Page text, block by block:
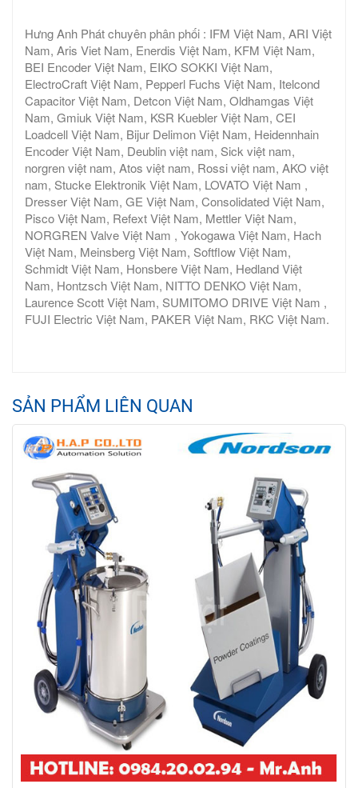
Hưng Anh Phát chuyên phân phối : IFM Việt Nam, ARI Việt
Nam, Aris Viet Nam, Enerdis Việt Nam, KFM Việt Nam,
BEI Encoder Việt Nam, EIKO SOKKI Việt Nam,
ElectroCraft Việt Nam, Pepperl Fuchs Việt Nam, Itelcond
Capacitor Việt Nam, Detcon Việt Nam, Oldhamgas Việt
Nam, Gmiuk Việt Nam, KSR Kuebler Việt Nam, CEI
Loadcell Việt Nam, Bijur Delimon Việt Nam, Heidennhain
Encoder Việt Nam, Deublin việt nam, Sick việt nam,
norgren việt nam, Atos việt nam, Rossi việt nam, AKO việt
nam, Stucke Elektronik Việt Nam, LOVATO Việt Nam ,
Dresser Việt Nam, GE Việt Nam, Consolidated Việt Nam,
Pisco Việt Nam, Refext Việt Nam, Mettler Việt Nam,
NORGREN Valve Việt Nam , Yokogawa Việt Nam, Hach
Việt Nam, Meinsberg Việt Nam, Softflow Việt Nam,
Schmidt Việt Nam, Honsbere Việt Nam, Hedland Việt
Nam, Hontzsch Việt Nam, NITTO DENKO Việt Nam,
Laurence Scott Việt Nam, SUMITOMO DRIVE Việt Nam ,
FUJI Electric Việt Nam, PAKER Việt Nam, RKC Việt Nam.
SẢN PHẨM LIÊN QUAN